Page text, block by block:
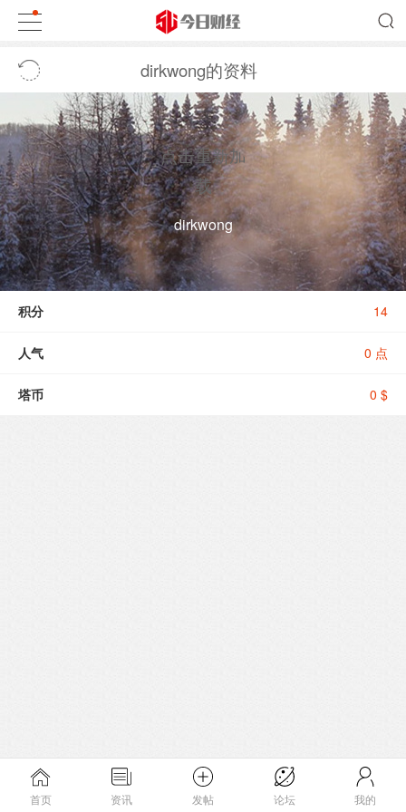
dirkwong的资料
点击重新加
载
dirkwong
14
积分
0 点
人气
0 $
塔币
首页 资讯 发帖 论坛 我的